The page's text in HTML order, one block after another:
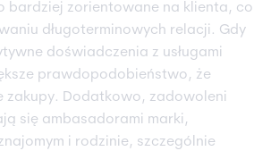
bardziej zorientowane na klienta, co
długoterminowych relacji. Gdy
doświadczenia z usługami
prawdopodobieństwo, że
zakupy. Dodatkowo, zadowoleni
się ambasadorami marki,
i rodzinie, szczególnie